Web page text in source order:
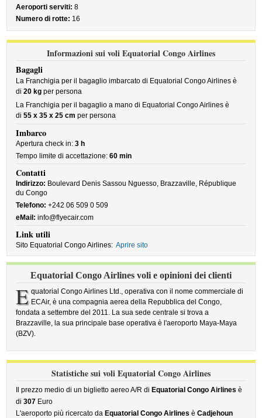
Aeroporti serviti: 8
Numero di rotte: 16
Informazioni sui voli Equatorial Congo Airlines
Bagagli
La Franchigia per il bagaglio imbarcato di Equatorial Congo Airlines è
di20 kg per persona
La Franchigia per il bagaglio a mano di Equatorial Congo Airlines è
di55 x 35 x 25 cm per persona
Imbarco
Apertura check in:3 h
Tempo limite di accettazione:60 min
Contatti
Indirizzo: Boulevard Denis Sassou Nguesso, Brazzaville, République
du Congo
Telefono: +242 06 509 0 509
eMail: info@flyecair.com
Link utili
Sito Equatorial Congo Airlines: Aprire sito
Equatorial Congo Airlines voli e opinioni dei clienti
E quatorial Congo Airlines Ltd., operativa con il nome commerciale di
ECAir, è una compagnia aerea della Repubblica del Congo,
fondata a settembre del 2011. La sua sede centrale si trova a
Brazzaville, la sua principale base operativa è l'aeroporto Maya-Maya
(BZV).
Statistiche sui voli Equatorial Congo Airlines
Il prezzo medio di un biglietto aereo A/R di Equatorial Congo Airlines è
di307 Euro
L'aeroporto più ricercato da Equatorial Congo Airlines èCadjehoun